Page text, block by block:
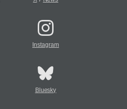
Instagram
Bluesky